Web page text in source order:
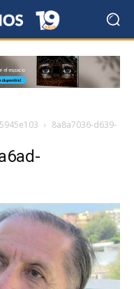
8a8a7036-d639-